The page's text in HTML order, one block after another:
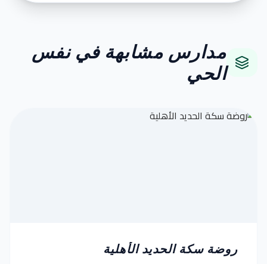
مدارس مشابهة في نفس
الحي
روضة سكة الحديد الأهلية